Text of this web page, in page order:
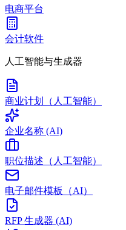
电商平台
会计软件
人工智能与生成器
商业计划（人工智能）
企业名称 (AI)
职位描述（人工智能）
电子邮件模板（AI）
RFP 生成器 (AI)